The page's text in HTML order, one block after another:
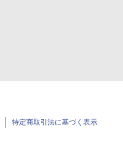
特定商取引法に基づく表示